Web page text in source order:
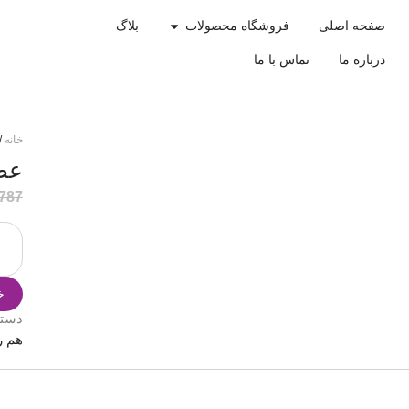
صفحه اصلی فروشگاه محصولات بلاگ
درباره ما تماس با ما
خانه
هم